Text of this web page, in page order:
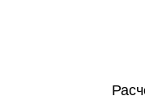
Расчеты